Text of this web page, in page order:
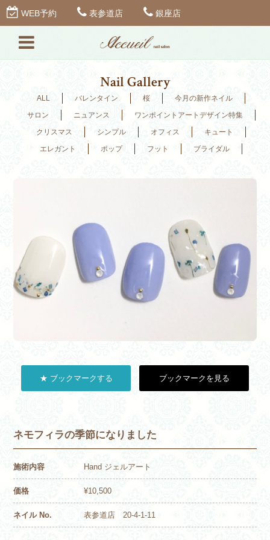
WEB予約 表参道店 銀座店
Nail Gallery
ALL バレンタイン 桜
今月の新作ネイル
サロン
ニュアンス
ワンポイントアートデザイン特集
クリスマス
シンプル オフィス
キュート
エレガント
ポップ フット ブライダル
★ ブックマークする ブックマークを見る
ネモフィラの季節になりました
施術内容 Hand ジェルアート
価格 ¥10,500
ネイル No. 表参道店 20-4-1-11